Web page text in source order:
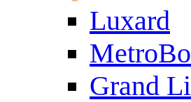
Luxard
Grand